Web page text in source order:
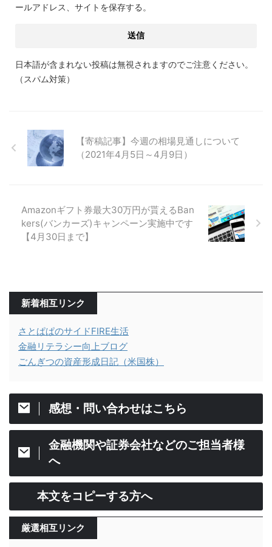
ールアドレス、サイトを保存する。
日本語が含まれない投稿は無視されますのでご注意ください。
（スパム対策）
【寄稿記事】今週の相場見通しについて
（2021年4月5日～4月9日）
Amazonギフト券最大30万円が貰えるBan
kers(バンカーズ)キャンペーン実施中です
【4月30日まで】
新着相互リンク
さとぱぱのサイドFIRE生活
金融リテラシー向上ブログ
ごんぎつの資産形成日記（米国株）
感想・問い合わせはこちら
金融機関や証券会社などのご担当者様
へ
本文をコピーする方へ
厳選相互リンク